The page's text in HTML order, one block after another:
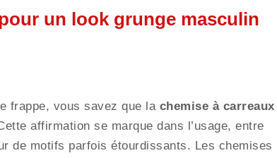
un look grunge masculin
frappe, vous savez que la chemise à carreaux
affirmation se marque dans l’usage, entre
de motifs parfois étourdissants. Les chemises